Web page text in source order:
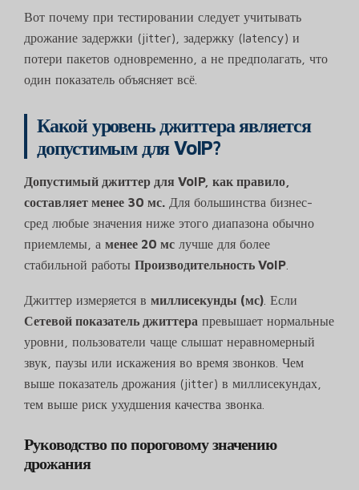
Вот почему при тестировании следует учитывать
дрожание задержки (jitter), задержку (latency) и
потери пакетов одновременно, а не предполагать, что
один показатель объясняет всё.
Какой уровень джиттера является
допустимым для VoIP?
Допустимый джиттер для VoIP, как правило,
составляет менее 30 мс. Для большинства бизнес-
сред любые значения ниже этого диапазона обычно
приемлемы, а менее 20 мс лучше для более
стабильной работы Производительность VoIP
Джиттер измеряется в миллисекунды (мс) . Если
Сетевой показатель джиттера превышает нормальные
уровни, пользователи чаще слышат неравномерный
звук, паузы или искажения во время звонков. Чем
выше показатель дрожания (jitter) в миллисекундах,
тем выше риск ухудшения качества звонка.
Руководство по пороговому значению
дрожания